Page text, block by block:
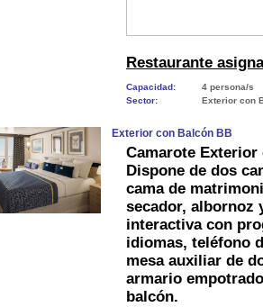
Restaurante
Capacidad:
4 persona/s
Sector:
Exterior con
Exterior con Balcón BB
Camarote
Dispone de dos
cama de
secador, albornoz
interactiva con
idiomas, teléfono
mesa auxiliar de
armario
balcón.